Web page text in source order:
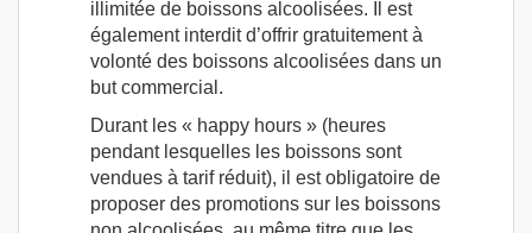
illimitée de boissons alcoolisées. Il est
également interdit d’offrir gratuitement à
volonté des boissons alcoolisées dans un
but commercial.
Durant les « happy hours » (heures
pendant lesquelles les boissons sont
vendues à tarif réduit), il est obligatoire de
proposer des promotions sur les boissons